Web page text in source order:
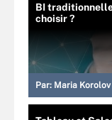
BI
choisir ?
Par: Maria Korolov